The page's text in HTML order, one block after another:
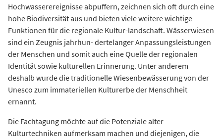
Hochwasserereignisse abpuffern, zeichnen sich oft durch eine
hohe Biodiversität aus und bieten viele weitere wichtige
Funktionen für die regionale Kultur-landschaft. Wässerwiesen
sind ein Zeugnis jahrhun- dertelanger Anpassungsleistungen
der Menschen und somit auch eine Quelle der regionalen
Identität sowie kulturellen Erinnerung. Unter anderem
deshalb wurde die traditionelle Wiesenbewässerung von der
Unesco zum immateriellen Kulturerbe der Menschheit
ernannt.
Die Fachtagung möchte auf die Potenziale alter
Kulturtechniken aufmerksam machen und diejenigen, die